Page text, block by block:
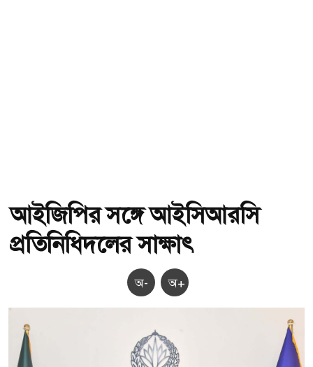
আইজিপির সঙ্গে আইসিআরসি
প্রতিনিধিদলের সাক্ষাৎ
অ- অ+